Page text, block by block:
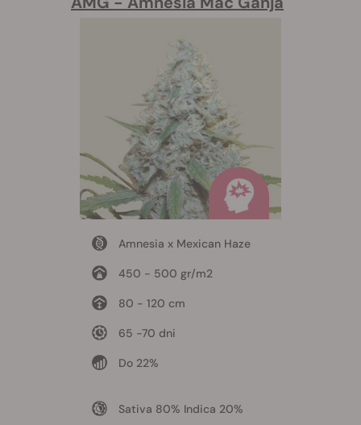
Amnesia x Mexican Haze
450 - 500 gr/m2
80 - 120 cm
65 -70 dni
Do 22%
Sativa 80% Indica 20%